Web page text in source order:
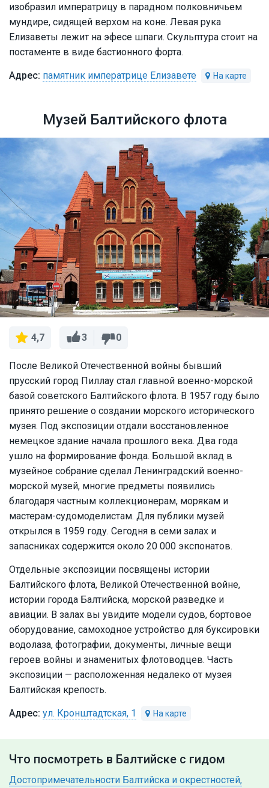
изобразил императрицу в парадном полковничьем
мундире, сидящей верхом на коне. Левая рука
Елизаветы лежит на эфесе шпаги. Скульптура стоит на
постаменте в виде бастионного форта.
памятник императрице Елизавете
Музей Балтийского флота
4,7 3 0
После Великой Отечественной войны бывший
прусский город Пиллау стал главной военно-морской
базой советского Балтийского флота. В 1957 году было
принято решение о создании морского исторического
музея. Под экспозиции отдали восстановленное
немецкое здание начала прошлого века. Два года
ушло на формирование фонда. Большой вклад в
музейное собрание сделал Ленинградский военно-
морской музей, многие предметы появились
благодаря частным коллекционерам, морякам и
мастерам-судомоделистам. Для публики музей
открылся в 1959 году. Сегодня в семи залах и
запасниках содержится около 20 000 экспонатов.
Отдельные экспозиции посвящены истории
Балтийского флота, Великой Отечественной войне,
истории города Балтийска, морской разведке и
авиации. В залах вы увидите модели судов, бортовое
оборудование, самоходное устройство для буксировки
водолаза, фотографии, документы, личные вещи
героев войны и знаменитых флотоводцев. Часть
экспозиции — расположенная недалеко от музея
Балтийская крепость.
ул. Кронштадтская, 1
Что посмотреть в Балтийске с гидом
Достопримечательности Балтийска и окрестностей,